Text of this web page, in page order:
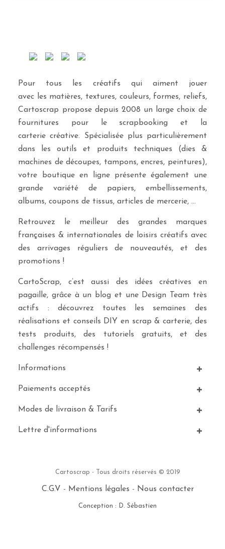
Pour tous les créatifs qui aiment jouer
avec les matières, textures, couleurs, formes, reliefs,
Cartoscrap propose depuis 2008 un large choix de
fournitures pour le scrapbooking et la
carterie créative. Spécialisée plus particulièrement
dans les outils et produits techniques (dies &
machines de découpes, tampons, encres, peintures),
votre boutique en ligne présente également une
grande variété de papiers, embellissements,
albums, coupons de tissus, articles de mercerie, …
Retrouvez le meilleur des grandes marques
françaises & internationales de loisirs créatifs avec
des arrivages réguliers de nouveautés, et des
promotions !
CartoScrap, c’est aussi des idées créatives en
pagaille, grâce à un blog et une Design Team très
actifs : découvrez toutes les semaines des
réalisations et conseils DIY en scrap & carterie, des
tests produits, des tutoriels gratuits, et des
challenges récompensés !
Informations
Paiements acceptés
Modes de livraison & Tarifs
Lettre d'informations
Cartoscrap - Tous droits réservés © 2019
C.G.V - Mentions légales - Nous contacter
Conception : D. Sébastien